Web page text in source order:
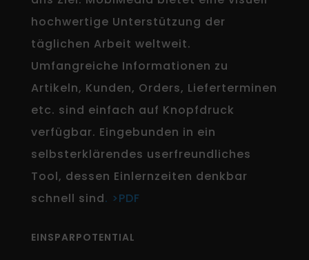
hochwertige Unterstützung der
täglichen Arbeit weltweit.
Umfangreiche Informationen zu
Artikeln, Kunden, Orders, Lieferterminen
etc. sind einfach auf Knopfdruck
verfügbar. Eingebunden in ein
selbsterklärendes userfreundliches
Tool, dessen Einlernzeiten denkbar
schnell sind. >PDF
EINSPARPOTENTIAL